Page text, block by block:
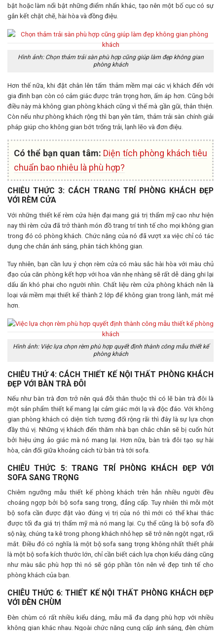
bật hoặc làm nổi bật những điểm nhấn khác, tạo nên một bố cục có sự
gắn kết chặt chẽ, hài hòa và đồng điệu.
Hình ảnh: Chọn thảm trải sàn phù hợp cũng giúp làm đẹp không gian
phòng khách
Hơn thế nữa, khi đặt chân lên tấm thảm mềm mại các vị khách đến với
gia đình bạn còn có cảm giác được trân trọng hơn, ấm áp hơn. Cũng bởi
điều này mà không gian phòng khách cũng vì thế mà gần gũi, thân thiện.
Còn nếu như phòng khách rộng thì bạn yên tâm, thảm trải sàn chính giải
pháp giúp cho không gian bớt trống trải, lạnh lẽo và đơn điệu.
Có thể bạn quan tâm: Diện tích phòng khách tiêu
chuẩn bao nhiêu là phù hợp?
CHIÊU THỨC 3: CÁCH TRANG TRÍ PHÒNG KHÁCH ĐẸP
VỚI RÈM CỬA
Với những thiết kế rèm cửa hiện đại mang giá trị thẩm mỹ cao như hiện
nay thì rèm cửa đã trở thành món đồ trang trí tinh tế cho mọi không gian
trong đó có phòng khách. Chức năng của nó đã vượt xa việc chỉ có tác
dụng che chắn ánh sáng, phân tách không gian.
Tuy nhiên, bạn cần lưu ý chọn rèm cửa có màu sắc hài hòa với màu chủ
đạo của căn phòng kết hợp với hoa văn nhẹ nhàng sẽ rất dễ dàng ghi lại
dấu ấn khó phai cho người nhìn. Chất liệu rèm cửa phòng khách nên là
loại vải mềm mại thiết kế thành 2 lớp để không gian trong lành, mát mẻ
hơn.
Hình ảnh: Việc lựa chọn rèm phù hợp quyết định thành công mẫu thiết kế
phòng khách
CHIÊU THỨ 4: CÁCH THIẾT KẾ NỘI THẤT PHÒNG KHÁCH
ĐẸP VỚI BÀN TRÀ ĐÔI
Nếu như bàn trà đơn trở nên quá đỗi thân thuộc thì có lẽ bàn trà đôi là
một sản phẩm thiết kế mang lại cảm giác mới lạ và độc đáo. Với không
gian phòng khách có diện tích tương đối rộng rãi thì đây là sự lựa chọn
đầy thú vị. Những vị khách đến thăm nhà bạn chắc chắn sẽ bị cuốn hút
bởi hiệu ứng ảo giác mà nó mang lại. Hơn nữa, bàn trà đôi tạo sự hài
hòa, cân đối giữa khoảng cách từ bàn trà tới sofa.
CHIÊU THỨC 5: TRANG TRÍ PHÒNG KHÁCH ĐẸP VỚI
SOFA SANG TRỌNG
Chiêm ngưỡng mẫu thiết kế phòng khách trên hẳn nhiều người đều
choáng ngợp bởi bộ sofa sang trọng, đẳng cấp. Tuy nhiên thì mỗi một
bộ sofa cần được đặt vào đúng vị trị của nó thì mới có thể khai thác
được tối đa giá trị thẩm mỹ mà nó mang lại. Cụ thể cũng là bộ sofa đồ
sộ này, chúng ta kê trong phong khách nhỏ hẹp sẽ trở nên ngột ngạt, rối
mắt. Điều đó có nghĩa là một bộ sofa sang trọng không nhất thiết phải
là một bộ sofa kích thước lớn, chỉ cần biết cách lựa chọn kiểu dáng cũng
như màu sắc phù hợp thì nó sẽ góp phần tôn nên vẻ đẹp tinh tế cho
phòng khách của bạn.
CHIÊU THỨC 6: THIẾT KẾ NỘI THẤT PHÒNG KHÁCH ĐẸP
VỚI ĐÈN CHÙM
Đèn chùm có rất nhiều kiểu dáng, mẫu mã đa dạng phù hợp với nhiều
không gian khác nhau. Ngoài chức năng cung cấp ánh sáng, đèn chùm